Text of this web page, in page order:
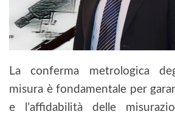
La conferma metrologica
misura è fondamentale per
e l’affidabilità delle